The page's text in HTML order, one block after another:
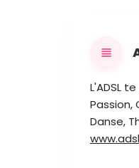
L'ADSL
Passion,
Danse,